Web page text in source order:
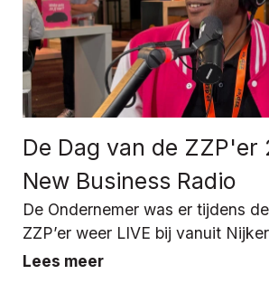
De Dag van de ZZP'er
New Business Radio
De Ondernemer was er tijdens
ZZP’er weer LIVE bij vanuit
Lees meer